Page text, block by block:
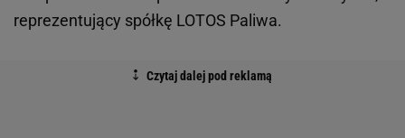
reprezentujący spółkę LOTOS Paliwa.